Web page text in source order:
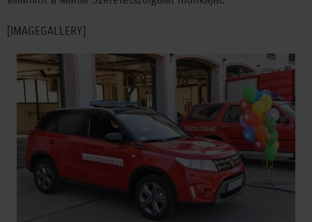
[IMAGEGALLERY]